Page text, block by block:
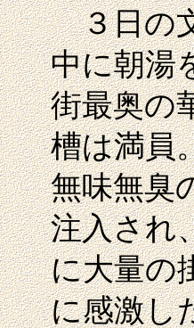
３日の文
中に朝湯
街最奥の
槽は満員
無味無臭
注入され
に大量の
に感激し